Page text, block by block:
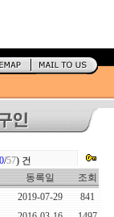
동록일
조회
2019-07-29
841